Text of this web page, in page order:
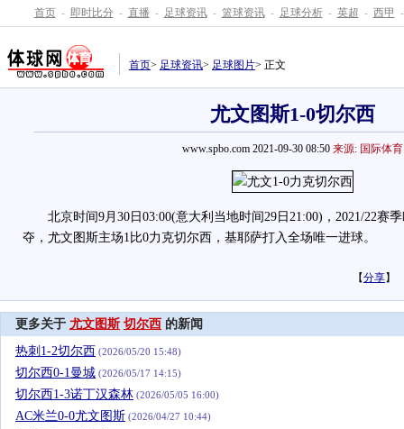
首页 - 即时比分 - 直播 - 足球资讯 - 篮球资讯 - 足球分析 - 英超 - 西甲 -
首页> 足球资讯> 足球图片> 正文
尤文图斯1-0切尔西
www.spbo.com 2021-09-30 08:50 来源: 国际体育
北京时间9月30日03:00(意大利当地时间29日21:00)，2021/22赛
夺，尤文图斯主场1比0力克切尔西，基耶萨打入全场唯一进球。
【分享】
更多关于 尤文图斯 切尔西 的新闻
热刺1-2切尔西 (2026/05/20 15:48)
切尔西0-1曼城 (2026/05/17 14:15)
切尔西1-3诺丁汉森林 (2026/05/05 16:00)
AC米兰0-0尤文图斯 (2026/04/27 10:44)